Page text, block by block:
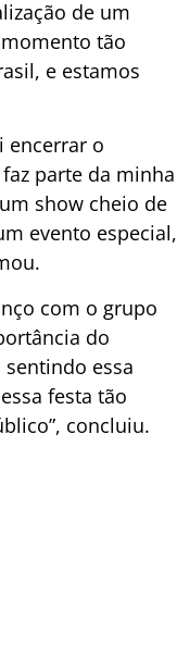
de um
tão
e estamos
encerrar o
parte da minha
show cheio de
evento especial,
com o grupo
do
essa
festa tão
concluiu.